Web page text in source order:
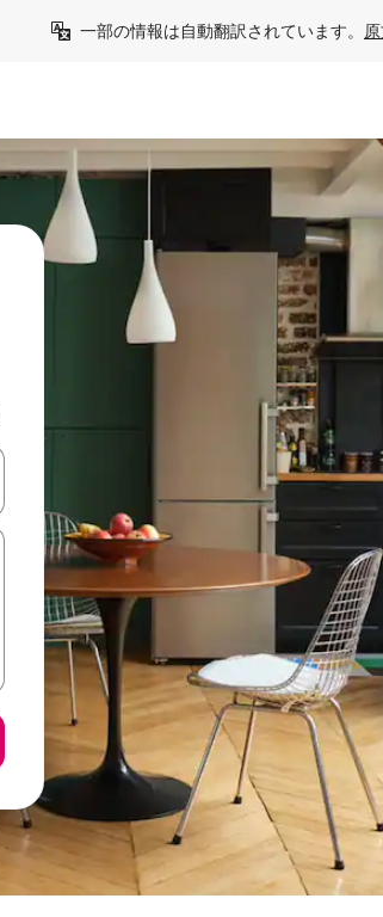
一部の情報は自動翻訳されています。
するか、画面をタッチまたはスワイプして検索